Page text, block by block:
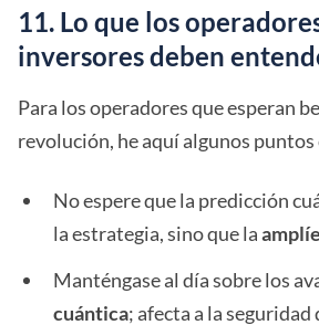
11. Lo que los
inversores deben
Para los operadores que esperan
revolución, he aquí algunos puntos
No espere que la predicción
la estrategia, sino que laamplíe
Manténgase al día sobre los
cuántica; afecta a la seguridad